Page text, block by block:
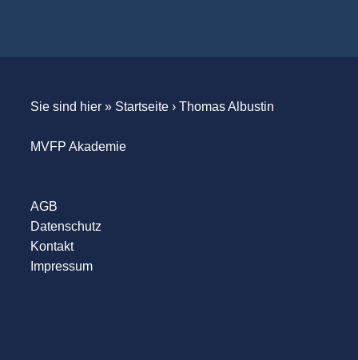
Sie sind hier » Startseite› Thomas Albustin
MVFP Akademie
AGB
Datenschutz
Kontakt
Impressum